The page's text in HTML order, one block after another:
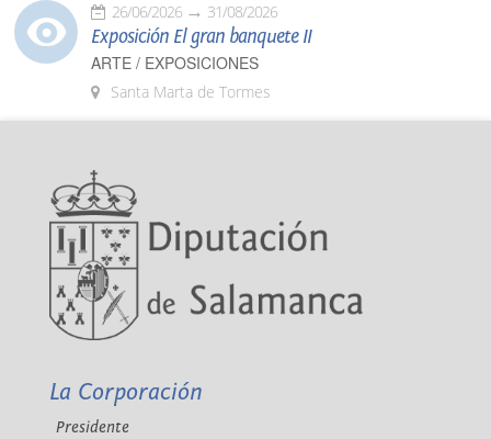
26/06/2026 31/08/2026
Exposición El gran banquete II
ARTE / EXPOSICIONES
Santa Marta de Tormes
La Corporación
Presidente